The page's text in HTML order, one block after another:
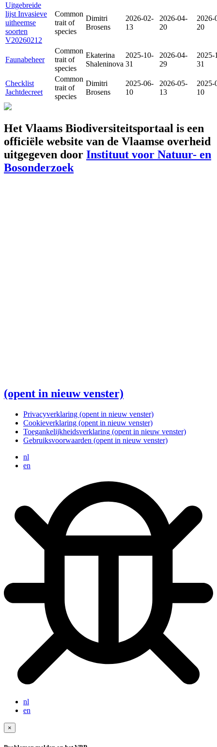
Uitgebreide
lijst Invasieve
uitheemse
soorten
V20260212
Common
trait of
species
Dimitri
Brosens
2026-02-
13
2026-04-
20
2026-
20
Faunabeheer
Common
trait of
species
Ekaterina
Shaleninova
2025-10-
31
2026-04-
29
2025-
31
Checklist
Jachtdecreet
Common
trait of
species
Dimitri
Brosens
2025-06-
10
2026-05-
13
2025-
10
Het Vlaams Biodiversiteitsportaal is een
officiële website van de Vlaamse overheid
uitgegeven door Instituut voor Natuur- en
Bosonderzoek
(opent in nieuw venster)
Privacyverklaring (opent in nieuw venster)
Cookieverklaring (opent in nieuw venster)
Toegankelijkheidsverklaring (opent in nieuw venster)
Gebruiksvoorwaarden (opent in nieuw venster)
nl
en
nl
en
×